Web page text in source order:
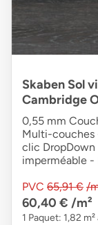
Skaben Sol
Cambridge
0,55 mm
Multi-couches
clic
imperméable
PVC 65,91 € /
60,40 € /m²
1 Paquet: 1,82